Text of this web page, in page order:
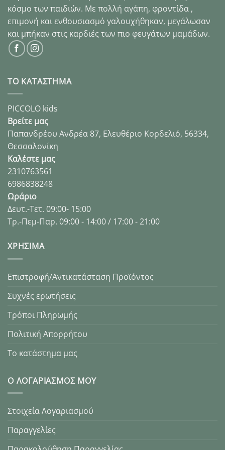
σελίδα
του
προϊόντος
σελίδα
του
προϊόντος
κόσμο των παιδιών. Με πολλή αγάπη, φροντίδα ,
επιμονή και ενθουσιασμό γαλουχήθηκαν, μεγάλωσαν
και μπήκαν στις καρδιές των πιο φευγάτων μαμάδων.
ΤΟ ΚΑΤΑΣΤΗΜΑ
PICCOLO kids
Βρείτε μας
Παπανδρέου Ανδρέα 87, Ελευθέριο Κορδελιό, 56334,
Θεσσαλονίκη
Καλέστε μας
2310763561
6986838248
Ωράριο
Δευτ.-Τετ. 09:00- 15:00
Τρ.-Πεμ-Παρ. 09:00 - 14:00 / 17:00 - 21:00
XΡΉΣΙΜΑ
Επιστροφή/Αντικατάσταση Προϊόντος
Συχνές ερωτήσεις
Τρόποι Πληρωμής
Πολιτική Απορρήτου
Το κατάστημα μας
Ο ΛΟΓΑΡΙΑΣΜΌΣ ΜΟΥ
Στοιχεία Λογαριασμού
Παραγγελίες